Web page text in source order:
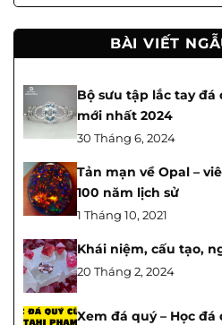
BÀI VIẾT
Bộ sưu tập lắc tay
mới nhất 2024
30 Tháng 6, 2024
Tản mạn về Opal –
100 năm lịch sử
1 Tháng 10, 2021
Khái niệm, cấu tạo,
20 Tháng 2, 2024
Xem đá quý – Học